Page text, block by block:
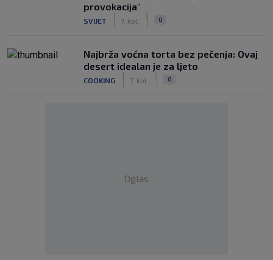
provokacija"
SVIJET 7. kol. 0
Najbrža voćna torta bez pečenja: Ovaj
desert idealan je za ljeto
COOKING 7. kol. 0
Oglas